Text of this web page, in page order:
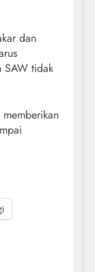
dan
SAW tidak